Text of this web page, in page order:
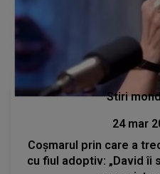
Stiri
24 mar
Coșmarul prin care a
cu fiul adoptiv: „David îi